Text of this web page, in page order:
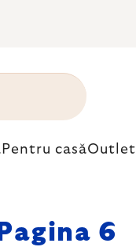
Pentru casăOutlet
6